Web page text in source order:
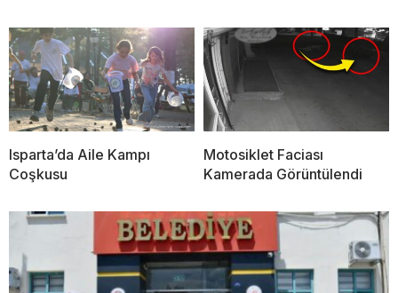
Isparta’da Aile Kampı
Coşkusu
Motosiklet Faciası
Kamerada Görüntülendi